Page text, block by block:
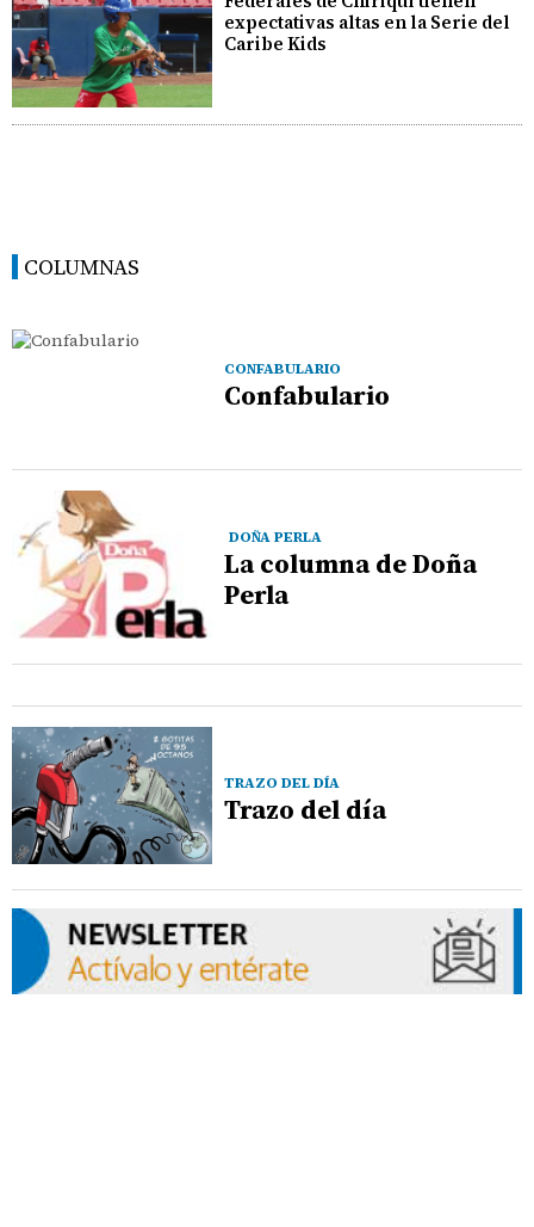
expectativas altas en la Serie del
Caribe Kids
COLUMNAS
CONFABULARIO
Confabulario
DOÑA PERLA
La columna de Doña
Perla
TRAZO DEL DÍA
Trazo del día